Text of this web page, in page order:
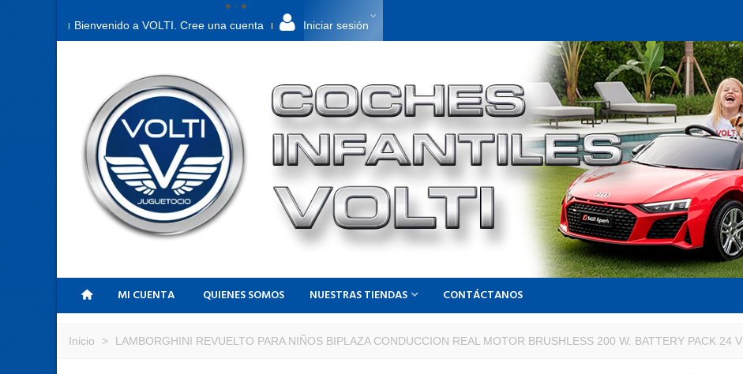
Bienvenido a VOLTI. Cree una cuenta Iniciar sesión
MI CUENTA QUIENES SOMOS NUESTRAS TIENDAS CONTÁCTANOS
Inicio > LAMBORGHINI REVUELTO PARA NIÑOS BIPLAZA CONDUCCION REAL MOTOR BRUSHLESS 200 W. BATTERY PACK 24 V